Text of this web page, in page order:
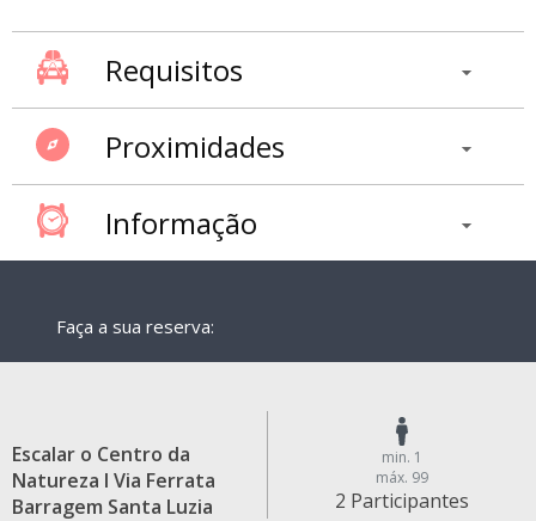
Requisitos
Proximidades
Informação
Faça a sua reserva:
Escalar o Centro da
Natureza I Via Ferrata
Barragem Santa Luzia
min. 1
máx. 99
2 Participantes